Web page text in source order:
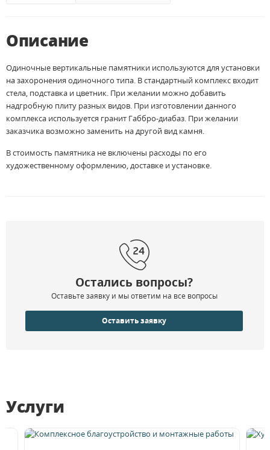
Описание
Одиночные вертикальные памятники используются для установки
на захоронения одиночного типа. В стандартный комплекс входит
стела, подставка и цветник. При желании можно добавить
надгробную плиту разных видов. При изготовлении данного
комплекса используется гранит Габбро-диабаз. При желании
заказчика возможно заменить на другой вид камня.
В стоимость памятника не включены расходы по его
художественному оформлению, доставке и установке.
Остались вопросы?
Оставьте заявку и мы ответим на все вопросы
Оставить заявку
Услуги